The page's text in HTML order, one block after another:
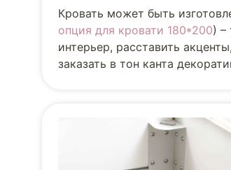
Кровать может быть
опция для кровати 180*200) –
интерьер, расставить
заказать в тон канта